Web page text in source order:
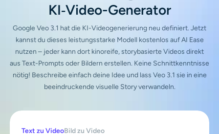
Text zu Video
Bild zu Video
Videoeffekte
Videoeffekte
KI-Bild
Auszeichnung
KI‑Video-Generator
Google Veo 3.1 hat die KI-Videogenerierung neu definiert. Jetzt
kannst du dieses leistungsstarke Modell kostenlos auf AI Ease
nutzen – jeder kann dort kinoreife, storybasierte Videos direkt
aus Text-Prompts oder Bildern erstellen. Keine Schnittkenntnisse
nötig! Beschreibe einfach deine Idee und lass Veo 3.1 sie in eine
beeindruckende visuelle Story verwandeln.
Text zu VideoBild zu Video